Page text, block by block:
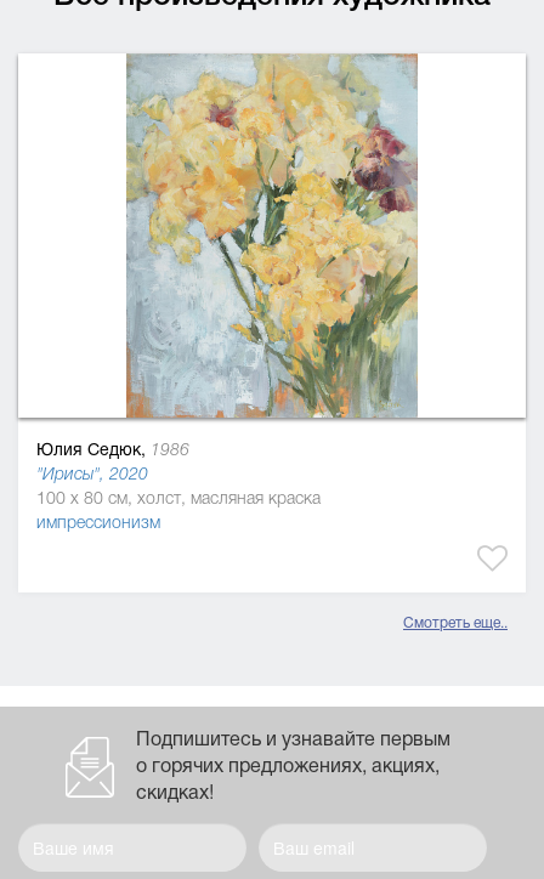
Юлия Седюк, 1986
"Ирисы", 2020
100 x 80 см, холст, масляная краска
импрессионизм
Смотреть еще..
Подпишитесь и узнавайте первым
о горячих предложениях, акциях,
скидках!